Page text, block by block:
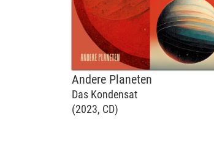
Andere Planeten
Das Kondensat
(2023, CD)